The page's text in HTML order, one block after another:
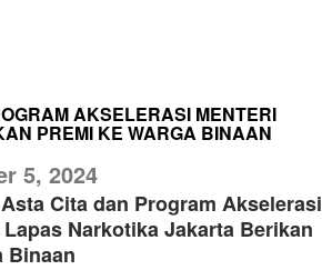
AKSELERASI MENTERI
PREMI KE WARGA BINAAN
5, 2024
Cita dan Program Akselerasi
Lapas Narkotika Jakarta Berikan
Binaan